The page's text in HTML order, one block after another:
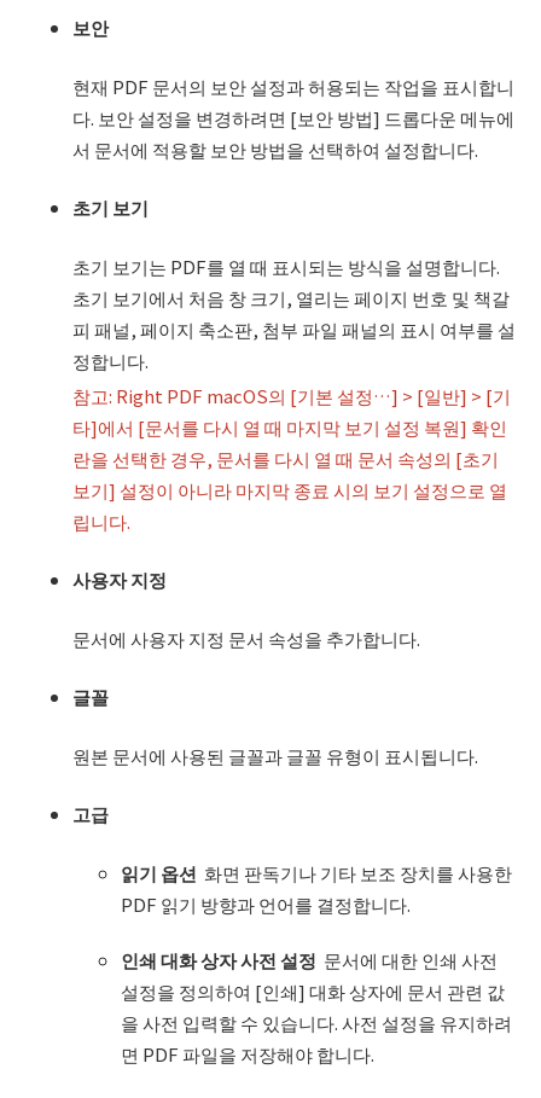
보안
현재 PDF 문서의 보안 설정과 허용되는 작업을 표시합니
다. 보안 설정을 변경하려면 [보안 방법] 드롭다운 메뉴에
서 문서에 적용할 보안 방법을 선택하여 설정합니다.
초기 보기
초기 보기는 PDF를 열 때 표시되는 방식을 설명합니다.
초기 보기에서 처음 창 크기, 열리는 페이지 번호 및 책갈
피 패널, 페이지 축소판, 첨부 파일 패널의 표시 여부를 설
정합니다.
참고: Right PDF macOS의 [기본 설정…] > [일반] > [기
타]에서 [문서를 다시 열 때 마지막 보기 설정 복원] 확인
란을 선택한 경우, 문서를 다시 열 때 문서 속성의 [초기
보기] 설정이 아니라 마지막 종료 시의 보기 설정으로 열
립니다.
사용자 지정
문서에 사용자 지정 문서 속성을 추가합니다.
글꼴
원본 문서에 사용된 글꼴과 글꼴 유형이 표시됩니다.
고급
읽기 옵션 화면 판독기나 기타 보조 장치를 사용한
PDF 읽기 방향과 언어를 결정합니다.
인쇄 대화 상자 사전 설정 문서에 대한 인쇄 사전
설정을 정의하여 [인쇄] 대화 상자에 문서 관련 값
을 사전 입력할 수 있습니다. 사전 설정을 유지하려
면 PDF 파일을 저장해야 합니다.